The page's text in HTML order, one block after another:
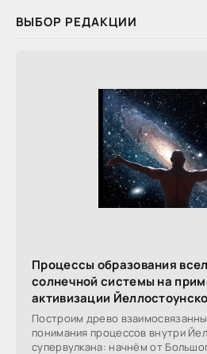
ВЫБОР РЕДАКЦИИ
Процессы образования
солнечной системы на
активизации
Построим древо
понимания процессов внутри
супервулкана: начнём от